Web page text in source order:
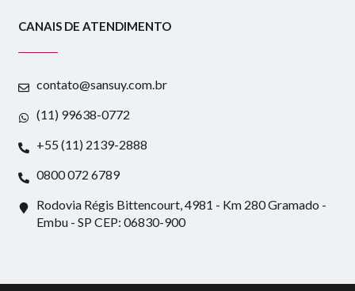
CANAIS DE ATENDIMENTO
contato@sansuy.com.br
(11) 99638-0772
+55 (11) 2139-2888
0800 072 6789
Rodovia Régis Bittencourt, 4981 - Km 280 Gramado -
Embu - SP CEP: 06830-900